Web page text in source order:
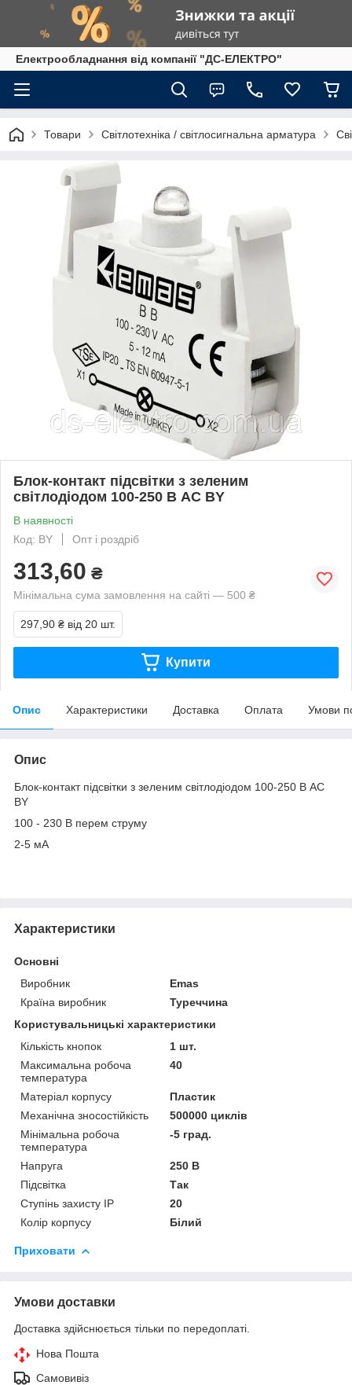
Електрообладнання від компанії "ДС-ЕЛЕКТРО"
Товари Світлотехніка / світлосигнальна арматура
Блок-контакт підсвітки з зеленим
світлодіодом 100-250 В AC BY
В наявності
Код: BY
Опт і роздріб
313,60 ₴
Мінімальна сума замовлення на сайті — 500 ₴
297,90 ₴ від 20 шт.
Купити
Опис Характеристики Доставка Оплата Умови
Опис
Блок-контакт підсвітки з зеленим світлодіодом 100-250 В AC
BY
100 - 230 В перем струму
2-5 мА
Характеристики
Основні
Виробник
Emas
Країна виробник
Туреччина
Користувальницькі характеристики
Кількість кнопок
1 шт.
Максимальна робоча
температура
40
Матеріал корпусу
Пластик
Механічна зносостійкість
500000 циклів
Мінімальна робоча
температура
-5 град.
Напруга
250 В
Підсвітка
Так
Ступінь захисту IP
20
Колір корпусу
Білий
Приховати
Умови доставки
Доставка здійснюється тільки по передоплаті.
Нова Пошта
Самовивіз